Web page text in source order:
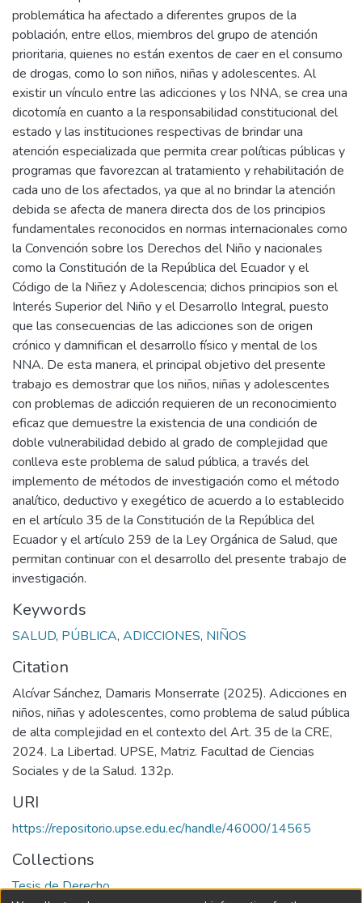
problemática ha afectado a diferentes grupos de la
población, entre ellos, miembros del grupo de atención
prioritaria, quienes no están exentos de caer en el consumo
de drogas, como lo son niños, niñas y adolescentes. Al
existir un vínculo entre las adicciones y los NNA, se crea una
dicotomía en cuanto a la responsabilidad constitucional del
estado y las instituciones respectivas de brindar una
atención especializada que permita crear políticas públicas y
programas que favorezcan al tratamiento y rehabilitación de
cada uno de los afectados, ya que al no brindar la atención
debida se afecta de manera directa dos de los principios
fundamentales reconocidos en normas internacionales como
la Convención sobre los Derechos del Niño y nacionales
como la Constitución de la República del Ecuador y el
Código de la Niñez y Adolescencia; dichos principios son el
Interés Superior del Niño y el Desarrollo Integral, puesto
que las consecuencias de las adicciones son de origen
crónico y damnifican el desarrollo físico y mental de los
NNA. De esta manera, el principal objetivo del presente
trabajo es demostrar que los niños, niñas y adolescentes
con problemas de adicción requieren de un reconocimiento
eficaz que demuestre la existencia de una condición de
doble vulnerabilidad debido al grado de complejidad que
conlleva este problema de salud pública, a través del
implemento de métodos de investigación como el método
analítico, deductivo y exegético de acuerdo a lo establecido
en el artículo 35 de la Constitución de la República del
Ecuador y el artículo 259 de la Ley Orgánica de Salud, que
permitan continuar con el desarrollo del presente trabajo de
investigación.
Keywords
SALUD, PÚBLICA, ADICCIONES, NIÑOS
Citation
Alcívar Sánchez, Damaris Monserrate (2025). Adicciones en
niños, niñas y adolescentes, como problema de salud pública
de alta complejidad en el contexto del Art. 35 de la CRE,
2024. La Libertad. UPSE, Matriz. Facultad de Ciencias
Sociales y de la Salud. 132p.
URI
https://repositorio.upse.edu.ec/handle/46000/14565
Collections
Tesis de Derecho